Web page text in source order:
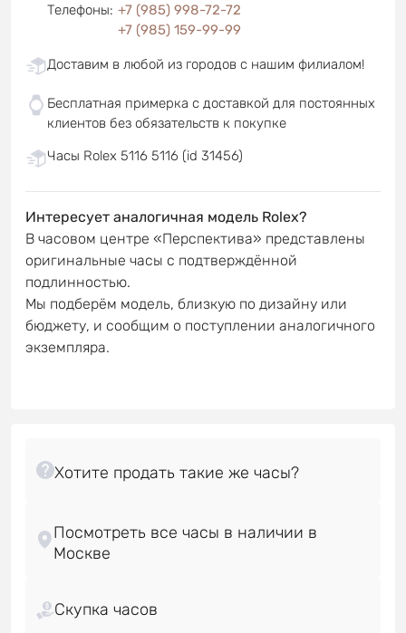
Телефоны: +7 (985) 998-72-72
+7 (985) 159-99-99
Доставим в любой из городов с нашим филиалом!
Бесплатная примерка с доставкой для постоянных
клиентов без обязательств к покупке
Часы Rolex 5116 5116 (id 31456)
Интересует аналогичная модель Rolex?
В часовом центре «Перспектива» представлены
оригинальные часы с подтверждённой
подлинностью.
Мы подберём модель, близкую по дизайну или
бюджету, и сообщим о поступлении аналогичного
экземпляра.
Посмотреть все часы в наличии в
Скупка часов